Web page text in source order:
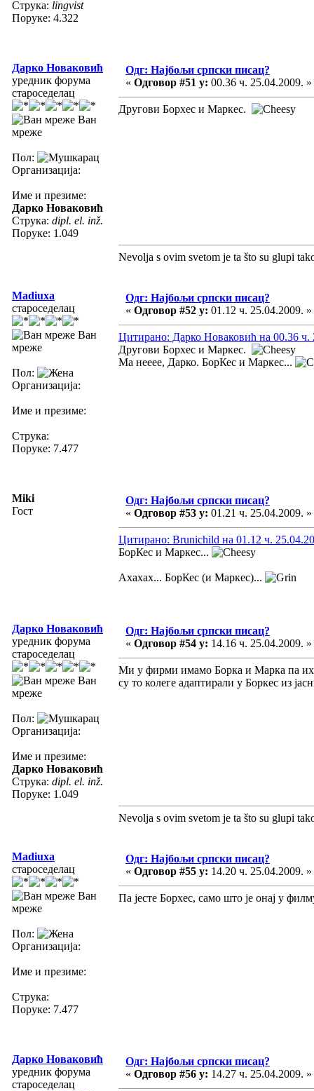
Струка: lingvist
Поруке: 4.322
Дарко Новаковић
уредник форума
староседелац
Ван
мреже
Пол:
Организација:
Име и презиме:
Дарко Новаковић
Струка: dipl. el. inž.
Поруке: 1.049
Одг: Најбољи српски писац?
« Одговор #51 у: 00.36 ч. 25.04.2009. »
Другови Борхес и Маркес.
Nevolja s ovim svetom je ta što su glupi
Madiuxa
староседелац
Ван
мреже
Пол:
Организација:
Име и презиме:
Струка:
Поруке: 7.477
Одг: Најбољи српски писац?
« Одговор #52 у: 01.12 ч. 25.04.2009. »
Цитирано: Дарко Новаковић на 00.36 ч.
Другови Борхес и Маркес.
Ма нееее, Дарко. БорКес и Маркес...
Miki
Гост
Одг: Најбољи српски писац?
« Одговор #53 у: 01.21 ч. 25.04.2009. »
Цитирано: Brunichild на 01.12 ч.
БорКес и Маркес...
Ахахах... БорКес (и Маркес)...
Дарко Новаковић
уредник форума
староседелац
Ван
мреже
Пол:
Организација:
Име и презиме:
Дарко Новаковић
Струка: dipl. el. inž.
Поруке: 1.049
Одг: Најбољи српски писац?
« Одговор #54 у: 14.16 ч. 25.04.2009. »
Ми у фирми имамо Борка и Марка па их
су то колеге адаптирали у Боркес из
Nevolja s ovim svetom je ta što su glupi
Madiuxa
староседелац
Ван
мреже
Пол:
Организација:
Име и презиме:
Струка:
Поруке: 7.477
Одг: Најбољи српски писац?
« Одговор #55 у: 14.20 ч. 25.04.2009. »
Па јесте Борхес, само што је онај у
Дарко Новаковић
уредник форума
староседелац
Одг: Најбољи српски писац?
« Одговор #56 у: 14.27 ч. 25.04.2009. »